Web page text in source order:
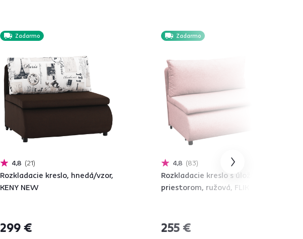
Zadarmo
4,8 21
Rozkladacie kreslo, hnedá/vzor,
KENY NEW
299 €
Zadarmo
4,8 83
Rozkladacie kreslo s úložným
priestorom, ružová, FLIK
255 €